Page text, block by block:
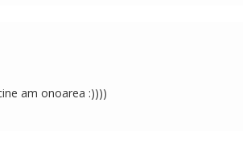
am onoarea :))))